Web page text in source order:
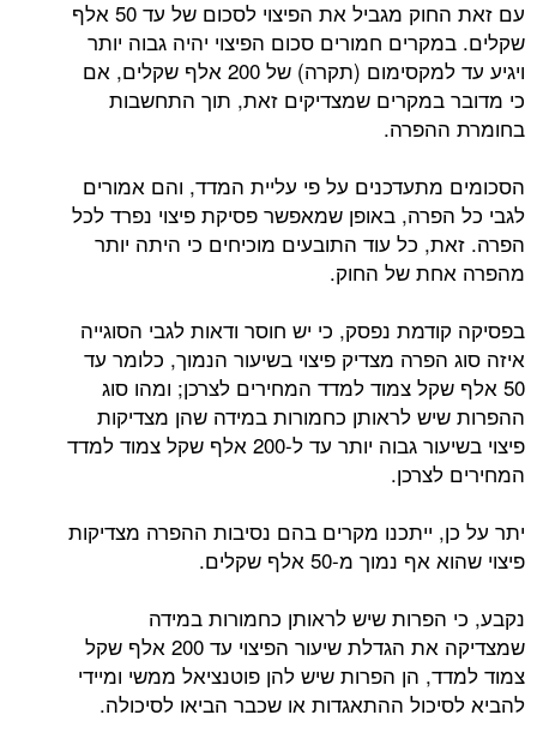
עם זאת החוק מגביל את הפיצוי לסכום של עד 50 אלף
שקלים. במקרים חמורים סכום הפיצוי יהיה גבוה יותר
ויגיע עד למקסימום (תקרה) של 200 אלף שקלים, אם
כי מדובר במקרים שמצדיקים זאת, תוך התחשבות
בחומרת ההפרה.
הסכומים מתעדכנים על פי עליית המדד, והם אמורים
לגבי כל הפרה, באופן שמאפשר פסיקת פיצוי נפרד לכל
הפרה. זאת, כל עוד התובעים מוכיחים כי היתה יותר
מהפרה אחת של החוק.
בפסיקה קודמת נפסק, כי יש חוסר ודאות לגבי הסוגייה
איזה סוג הפרה מצדיק פיצוי בשיעור הנמוך, כלומר עד
50 אלף שקל צמוד למדד המחירים לצרכן; ומהו סוג
ההפרות שיש לראותן כחמורות במידה שהן מצדיקות
פיצוי בשיעור גבוה יותר עד ל-200 אלף שקל צמוד למדד
המחירים לצרכן.
יתר על כן, ייתכנו מקרים בהם נסיבות ההפרה מצדיקות
פיצוי שהוא אף נמוך מ-50 אלף שקלים.
נקבע, כי הפרות שיש לראותן כחמורות במידה
שמצדיקה את הגדלת שיעור הפיצוי עד 200 אלף שקל
צמוד למדד, הן הפרות שיש להן פוטנציאל ממשי ומיידי
להביא לסיכול ההתאגדות או שכבר הביאו לסיכולה.